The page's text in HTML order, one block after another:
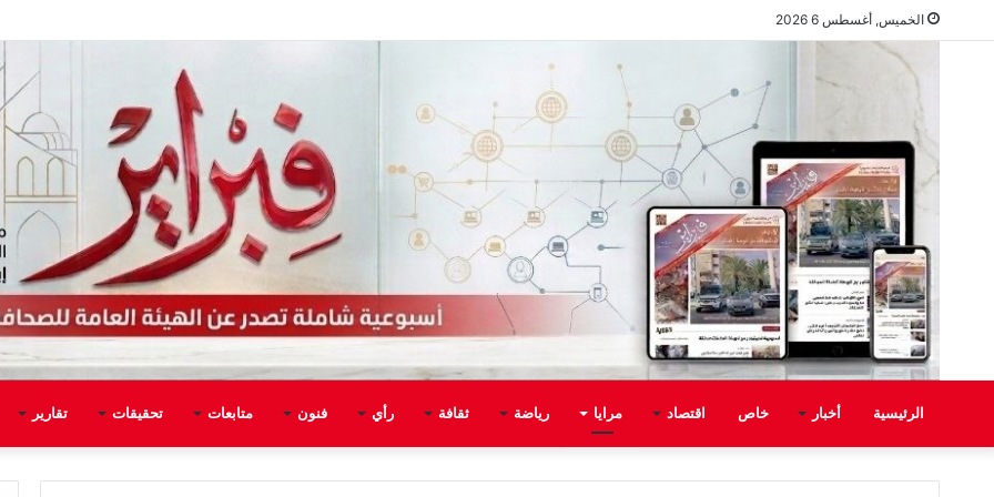
الخميس, أغسطس 6 2026
الرئيسية أخبار خاص اقتصاد مرايا رياضة ثقافة رأي فنون متابعات تحقيقات تقارير